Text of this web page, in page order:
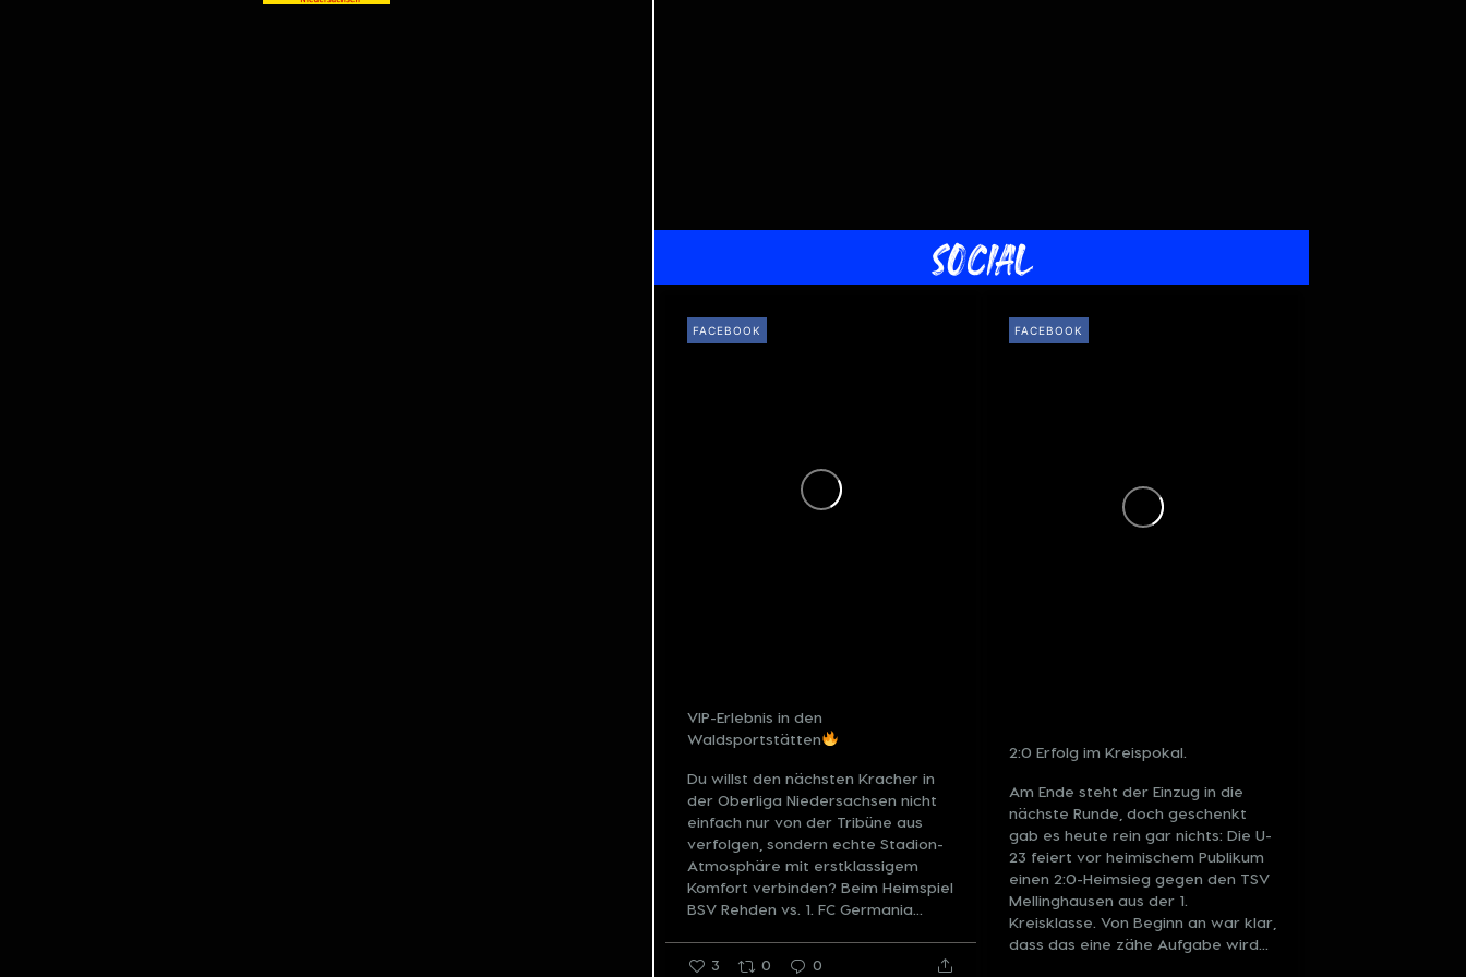
SOCIAL
VIP-Erlebnis in den
Waldsportstätten
Du willst den nächsten Kracher in
der Oberliga Niedersachsen nicht
einfach nur von der Tribüne aus
verfolgen, sondern echte Stadion-
Atmosphäre mit erstklassigem
Komfort verbinden? Beim Heimspiel
BSV Rehden vs. 1. FC Germania...
FACEBOOK
3 0 0
2:0 Erfolg im Kreispokal.
Am Ende steht der Einzug in die
nächste Runde, doch geschenkt
gab es heute rein gar nichts: Die U-
23 feiert vor heimischem Publikum
einen 2:0-Heimsieg gegen den TSV
Mellinghausen aus der 1.
Kreisklasse. Von Beginn an war klar,
dass das eine zähe Aufgabe wird...
FACEBOOK